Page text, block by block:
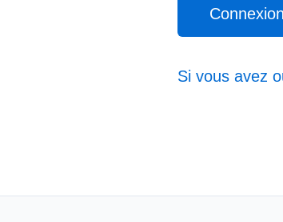
Si vous avez